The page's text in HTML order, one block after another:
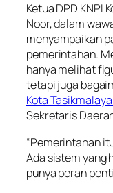
Ketua DPD KNPI
Noor, dalam
menyampaikan
pemerintahan.
hanya melihat
tetapi juga
Kota Tasikmalaya
Sekretaris
“Pemerintahan
Ada sistem yang
punya peran